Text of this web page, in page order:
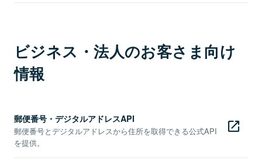
ビジネス・法人のお客さま向け
情報
郵便番号・デジタルアドレスAPI
郵便番号とデジタルアドレスから住所を取得できる公式API
を提供。